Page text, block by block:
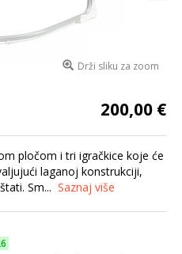
Drži sliku za zoom
200,00 €
pločom i tri igračkice koje će
laganoj konstrukciji,
Sm... Saznaj više